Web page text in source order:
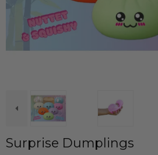
Surprise Dumplings